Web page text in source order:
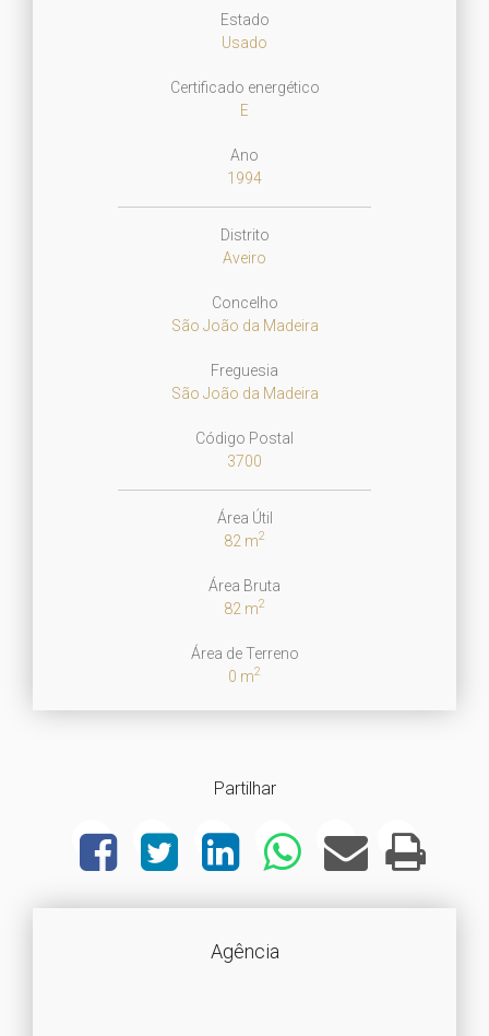
Estado
Usado
Certificado energético
E
Ano
1994
Distrito
Aveiro
Concelho
São João da Madeira
Freguesia
São João da Madeira
Código Postal
3700
Área Útil
82 m2
Área Bruta
82 m2
Área de Terreno
0 m2
Partilhar
Agência